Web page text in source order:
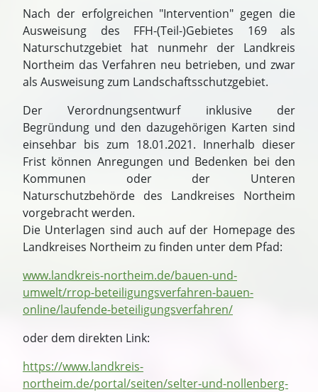
Nach der erfolgreichen "Intervention" gegen die
Ausweisung des FFH-(Teil-)Gebietes 169 als
Naturschutzgebiet hat nunmehr der Landkreis
Northeim das Verfahren neu betrieben, und zwar
als Ausweisung zum Landschaftsschutzgebiet.
Der Verordnungsentwurf inklusive der
Begründung und den dazugehörigen Karten sind
einsehbar bis zum 18.01.2021. Innerhalb dieser
Frist können Anregungen und Bedenken bei den
Kommunen oder der Unteren
Naturschutzbehörde des Landkreises Northeim
vorgebracht werden.
Die Unterlagen sind auch auf der Homepage des
Landkreises Northeim zu finden unter dem Pfad:
www.landkreis-northeim.de/bauen-und-
umwelt/rrop-beteiligungsverfahren-bauen-
online/laufende-beteiligungsverfahren/
oder dem direkten Link:
https://www.landkreis-
northeim.de/portal/seiten/selter-und-nollenberg-